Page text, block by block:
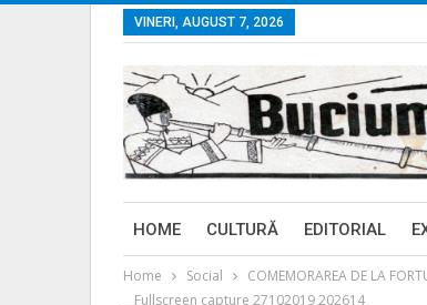
VINERI, AUGUST 7, 2026
HOME CULTURĂ EDITORIAL
Home Social
COMEMORAREA DE LA
__Fullscreen capture 27102019 202614